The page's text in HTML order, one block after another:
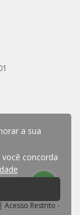
a sua
concorda
Acesso Restrito -